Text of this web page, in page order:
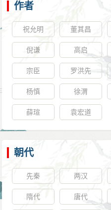
作者
祝允明 董其昌
倪谦 高启
宗臣 罗洪先
杨慎 徐渭
薛瑄 袁宏道
朝代
先秦 两汉
隋代 唐代